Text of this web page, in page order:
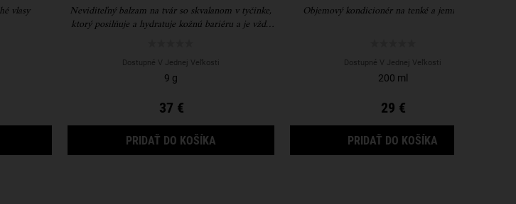
vlasy
OLIVE FRUIT OIL DEEPLY REPARATIVE HAIR MASK
Neviditeľný balzam na tvár so skvalanom v tyčinke,
ktorý posilňuje a hydratuje kožnú bariéru a je vždy
Dostupné V Jednej Veľkosti
9 g
37 €
PRIDAŤ DO KOŠÍKA ULTRA FACIAL BARRIER BALM
Objemový kondicionér na tenké a jemné vlasy
Dostupné V Jednej Veľkosti
200 ml
29 €
PRIDAŤ DO KOŠÍKA